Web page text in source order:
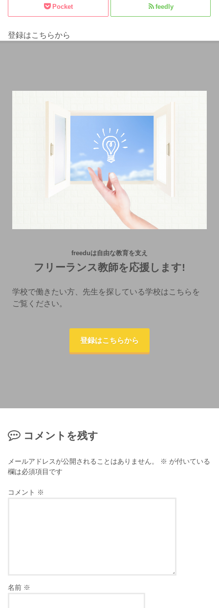
Pocket feedly
登録はこちらから
freeduは自由な教育を支え
フリーランス教師を応援します!
学校で働きたい方、先生を探している学校はこちらを
ご覧ください。
登録はこちらから
コメントを残す
メールアドレスが公開されることはありません。 ※ が付いている
欄は必須項目です
コメント ※
名前 ※